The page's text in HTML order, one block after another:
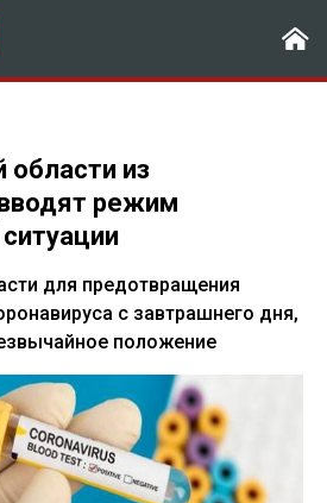
области из
режим
для предотвращения
с завтрашнего дня,
положение